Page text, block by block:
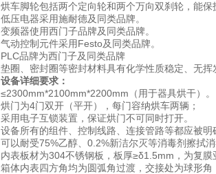
烘车脚轮包括两个定向轮和两个万向双刹轮，能保
低压电器采用施耐德及同类品牌。
变频器使用西门子品牌及同类品牌。
气动控制元件采用Festo及同类品牌。
PLC品牌为西门子及同类品牌
垫圈、密封圈等密封材料具有化学性质稳定、无
设备详细要求：
≤2300mm*2100mm*2200mm（用于器具烘干）。
烘门为4门双开（平开），每门容纳烘车两辆；
采用电子互锁装置，保证烘门不可同时打开。
设备所有的组件、控制线路、连接管路等都应被明
可以耐受75%乙醇、0.2%新洁尔灭等消毒剂擦拭消
内表板材为304不锈钢板，板厚≥δ1.5mm，为复膜
箱体内表四方角均为圆弧角过渡，交接处为球形